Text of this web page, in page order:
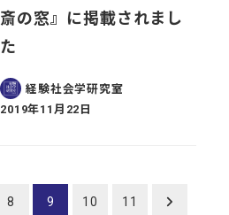
斎の窓』に掲載されまし
た
経験社会学研究室
投稿日
2019年11月22日
8 9 10 11